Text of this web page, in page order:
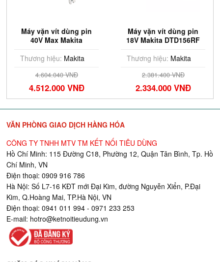
Máy vặn vít dùng pin
18V Makita DTD156RF
Thương hiệu:Makita
2.381.400 VNĐ
2.334.000 VNĐ
Máy vặn vít dùng pin
18V Makita DTD173RTJ
Thương hiệu:Makita
10.343.592 VNĐ
10.137.000 VNĐ
VĂN PHÒNG GIAO DỊCH HÀNG HÓA
CÔNG TY TNHH MTV TM KẾT NỐI TIÊU DÙNG
Hồ Chí Minh: 115 Đường C18, Phường 12, Quận Tân Bình, Tp. Hồ
Chí Minh, VN
Điện thoại: 0909 916 786
Hà Nội: Số L7-16 KĐT mới Đại Kim, đường Nguyễn Xiển, P.Đại
Kim, Q.Hoàng Mai, TP.Hà Nội, VN
Điện thoại: 0941 011 994 - 0971 233 253
E-mail: hotro@ketnoitieudung.vn